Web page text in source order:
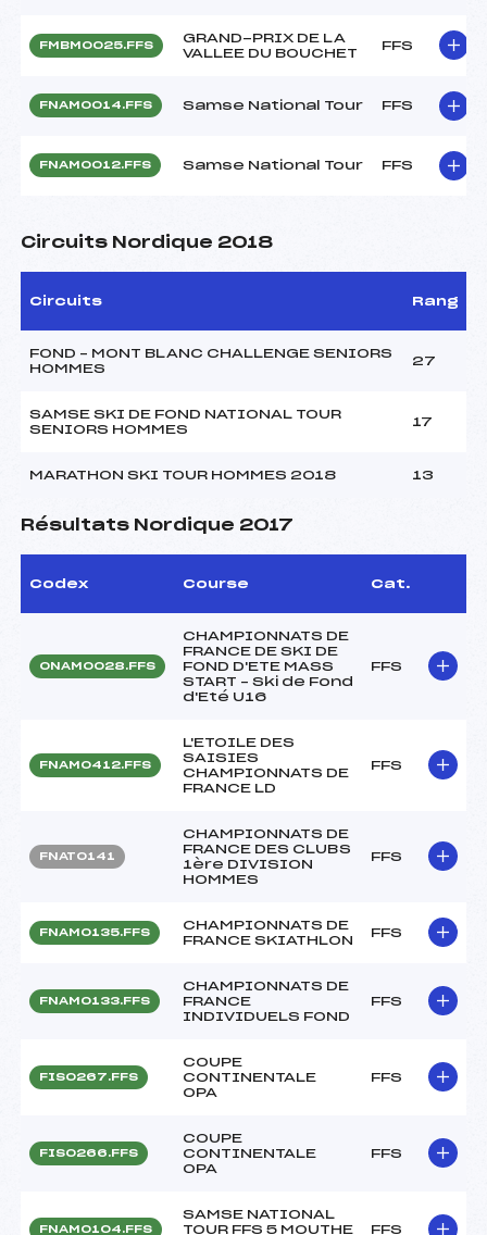
FMBM0025.FFS
GRAND-PRIX DE LA
VALLEE DU BOUCHET
FFS
FNAM0014.FFS Samse National Tour FFS
FNAM0012.FFS Samse National Tour FFS
Circuits Nordique 2018
Circuits Rang
FOND – MONT BLANC CHALLENGE SENIORS
HOMMES
27
SAMSE SKI DE FOND NATIONAL TOUR
SENIORS HOMMES
17
MARATHON SKI TOUR HOMMES 2018 13
Résultats Nordique 2017
Codex Course Cat.
ONAM0028.FFS
CHAMPIONNATS DE
FRANCE DE SKI DE
FOND D'ETE MASS
START – Ski de Fond
d'Eté U16
FFS
FNAM0412.FFS
L'ETOILE DES
SAISIES
CHAMPIONNATS DE
FRANCE LD
FFS
FNAT0141
CHAMPIONNATS DE
FRANCE DES CLUBS
1ère DIVISION
HOMMES
FFS
FNAM0135.FFS
CHAMPIONNATS DE
FRANCE SKIATHLON
FFS
FNAM0133.FFS
CHAMPIONNATS DE
FRANCE
INDIVIDUELS FOND
FFS
FIS0267.FFS
COUPE
CONTINENTALE
OPA
FFS
FIS0266.FFS
COUPE
CONTINENTALE
OPA
FFS
FNAM0104.FFS
SAMSE NATIONAL
TOUR FFS 5 MOUTHE
FFS